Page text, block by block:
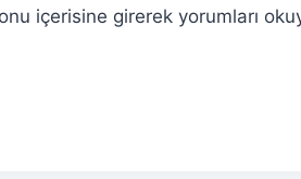
içerisine girerek yorumları